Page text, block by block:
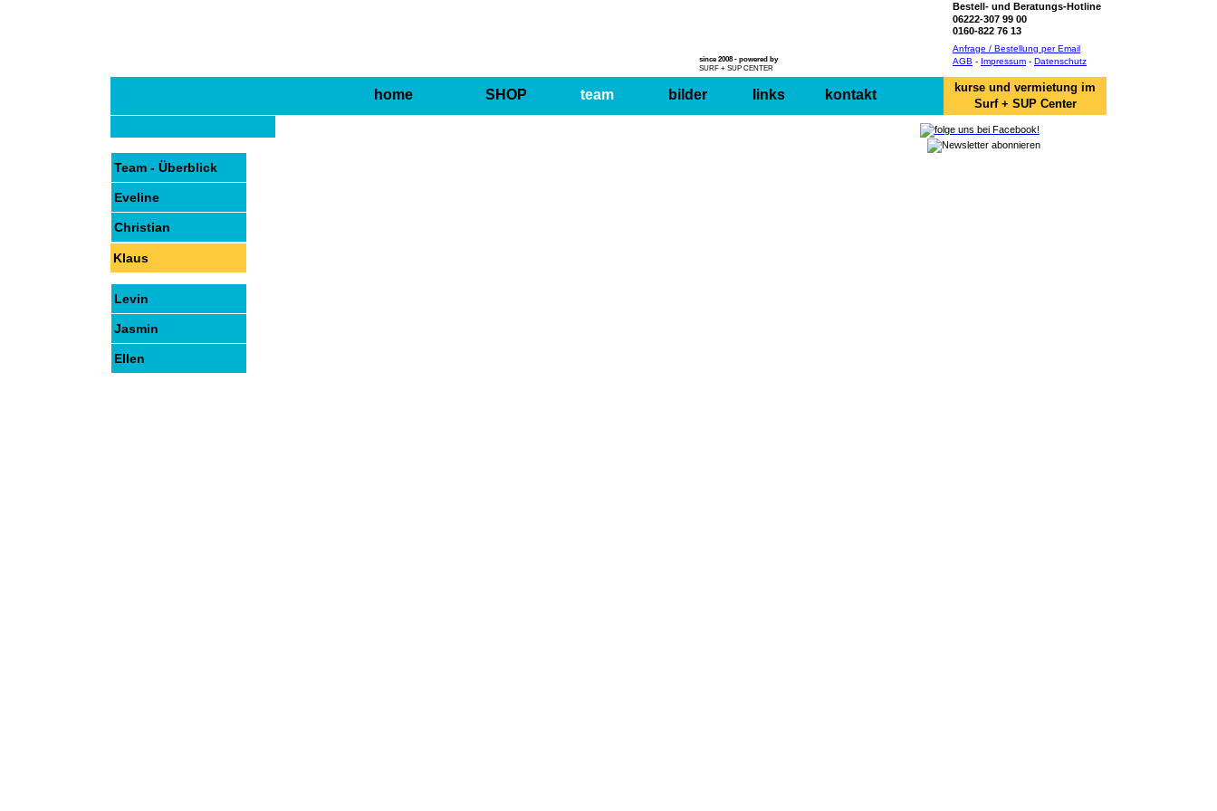
Bestell- und Beratungs-Hotline
06222-307 99 00
0160-822 76 13
Anfrage / Bestellung per Email
AGB - Impressum - Datenschutz
since 2008 - powered by
SURF + SUP CENTER
home SHOP team bilder links kontakt
kurse und vermietung im
Surf + SUP Center
Team - Überblick
Eveline
Christian
Klaus
Levin
Jasmin
Ellen